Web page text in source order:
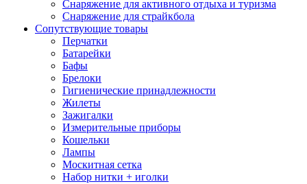
Снаряжение для активного отдыха и туризма
Снаряжение для страйкбола
Сопутствующие товары
Перчатки
Батарейки
Бафы
Брелоки
Гигиенические принадлежности
Жилеты
Зажигалки
Измерительные приборы
Кошельки
Лампы
Москитная сетка
Набор нитки + иголки